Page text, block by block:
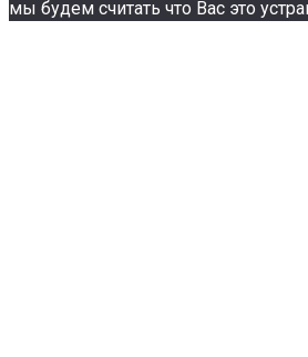
мы будем считать что Вас это